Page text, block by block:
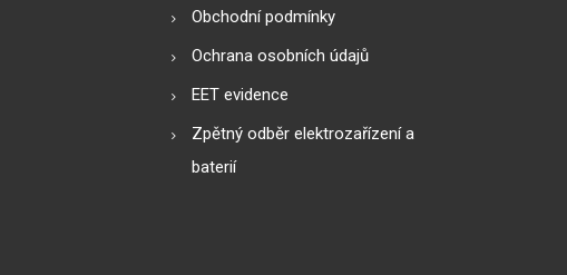
Obchodní podmínky
Ochrana osobních údajů
EET evidence
Zpětný odběr elektrozařízení a
baterií